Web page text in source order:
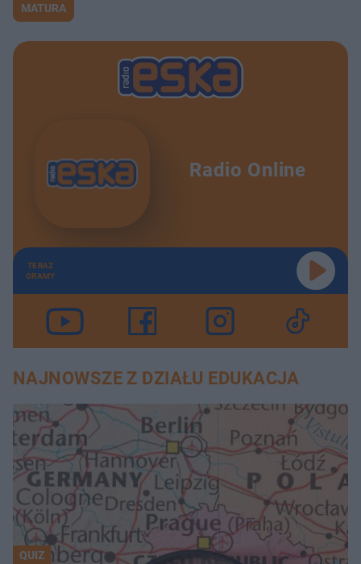
MATURA
Radio Online
TERAZ
GRAMY
NAJNOWSZE Z DZIAŁU EDUKACJA
QUIZ